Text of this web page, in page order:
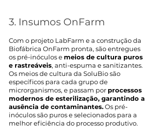
3. Insumos OnFarm
Com o projeto LabFarm e a construção da
Biofábrica OnFarm pronta, são entregues
os pré-inóculos e meios de cultura puros
e rastreáveis, anti-espuma e sanitizantes.
Os meios de cultura da SoluBio são
específicos para cada grupo de
microrganismos, e passam por processos
modernos de esterilização, garantindo a
ausência de contaminantes. Os pré-
inóculos são puros e selecionados para a
melhor eficiência do processo produtivo.